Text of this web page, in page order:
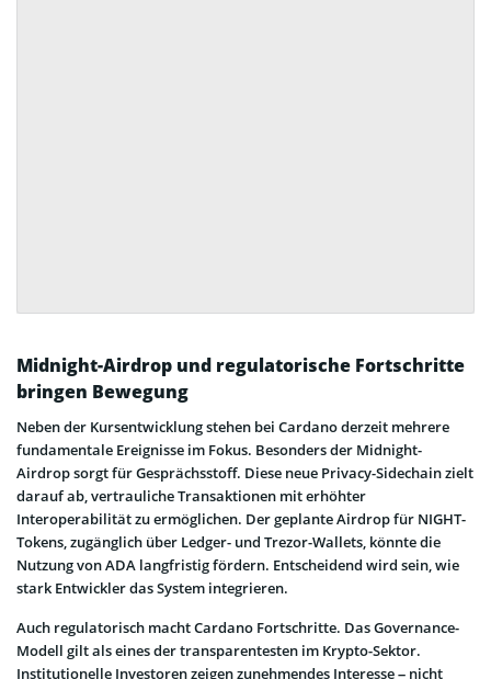
Midnight-Airdrop und regulatorische Fortschritte
bringen Bewegung
Neben der Kursentwicklung stehen bei Cardano derzeit mehrere
fundamentale Ereignisse im Fokus. Besonders der Midnight-
Airdrop sorgt für Gesprächsstoff. Diese neue Privacy-Sidechain zielt
darauf ab, vertrauliche Transaktionen mit erhöhter
Interoperabilität zu ermöglichen. Der geplante Airdrop für NIGHT-
Tokens, zugänglich über Ledger- und Trezor-Wallets, könnte die
Nutzung von ADA langfristig fördern. Entscheidend wird sein, wie
stark Entwickler das System integrieren.
Auch regulatorisch macht Cardano Fortschritte. Das Governance-
Modell gilt als eines der transparentesten im Krypto-Sektor.
Institutionelle Investoren zeigen zunehmendes Interesse – nicht